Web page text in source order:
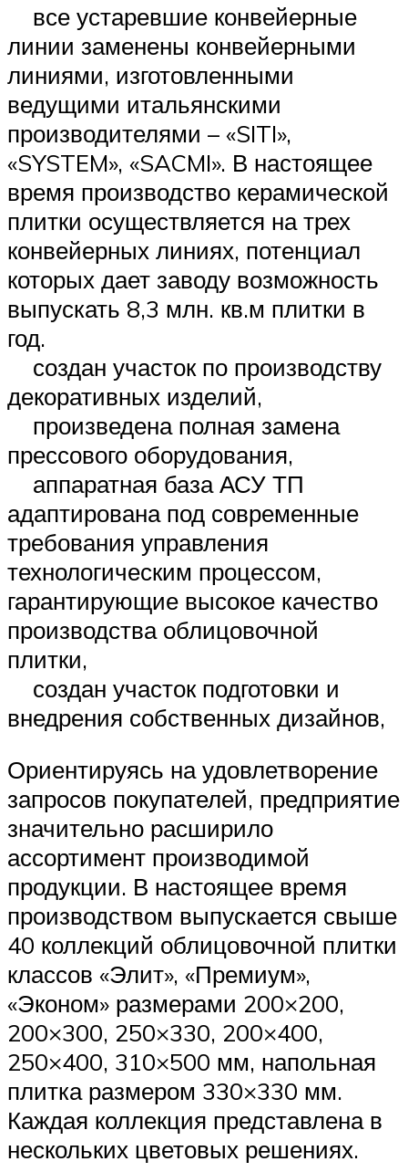
все устаревшие конвейерные
линии заменены конвейерными
линиями, изготовленными
ведущими итальянскими
производителями – «SITI»,
«SYSTEM», «SACMI». В настоящее
время производство керамической
плитки осуществляется на трех
конвейерных линиях, потенциал
которых дает заводу возможность
выпускать 8,3 млн. кв.м плитки в
год.
создан участок по производству
декоративных изделий,
произведена полная замена
прессового оборудования,
аппаратная база АСУ ТП
адаптирована под современные
требования управления
технологическим процессом,
гарантирующие высокое качество
производства облицовочной
плитки,
создан участок подготовки и
внедрения собственных дизайнов,
Ориентируясь на удовлетворение
запросов покупателей, предприятие
значительно расширило
ассортимент производимой
продукции. В настоящее время
производством выпускается свыше
40 коллекций облицовочной плитки
классов «Элит», «Премиум»,
«Эконом» размерами 200×200,
200×300, 250×330, 200×400,
250×400, 310×500 мм, напольная
плитка размером 330×330 мм.
Каждая коллекция представлена в
нескольких цветовых решениях.